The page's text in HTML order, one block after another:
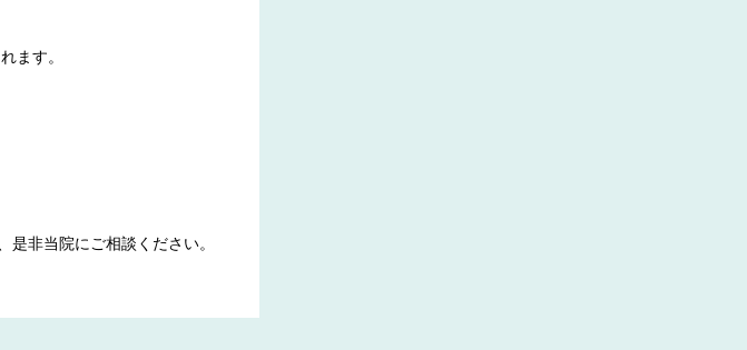
ます。
非当院にご相談ください。